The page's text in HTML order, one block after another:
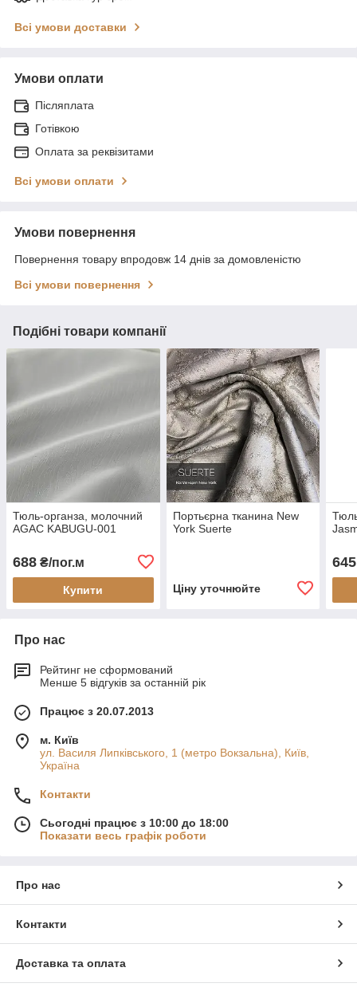
Всі умови доставки
Умови оплати
Післяплата
Готівкою
Оплата за реквізитами
Всі умови оплати
Умови повернення
Повернення товару впродовж 14 днів за домовленістю
Всі умови повернення
Подібні товари компанії
Тюль-органза, молочний
AGAC KABUGU-001
688 ₴/пог.м
Купити
Портьєрна тканина New
York Suerte
Ціну уточнюйте
645
Про нас
Рейтинг не сформований
Менше 5 відгуків за останній рік
Працює з 20.07.2013
м. Київ
ул. Василя Липківського, 1 (метро Вокзальна), Київ,
Україна
Контакти
Сьогодні працює з 10:00 до 18:00
Показати весь графік роботи
Про нас
Контакти
Доставка та оплата